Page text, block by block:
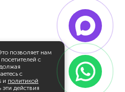
позволяет нам
с
с
и политикой
эти действия